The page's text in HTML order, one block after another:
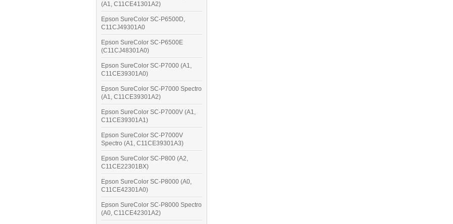
(A1, C11CE41301A2)
Epson SureColor SC-P6500D,
C11CJ49301A0
Epson SureColor SC-P6500E
(C11CJ48301A0)
Epson SureColor SC-P7000 (A1,
C11CE39301A0)
Epson SureColor SC-P7000 Spectro
(A1, C11CE39301A2)
Epson SureColor SC-P7000V (A1,
C11CE39301A1)
Epson SureColor SC-P7000V
Spectro (A1, C11CE39301A3)
Epson SureColor SC-P800 (A2,
C11CE22301BX)
Epson SureColor SC-P8000 (A0,
C11CE42301A0)
Epson SureColor SC-P8000 Spectro
(A0, C11CE42301A2)